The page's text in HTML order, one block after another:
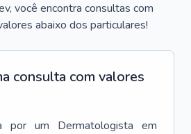
você encontra consultas com
abaixo dos particulares!
consulta com valores
por um Dermatologista em